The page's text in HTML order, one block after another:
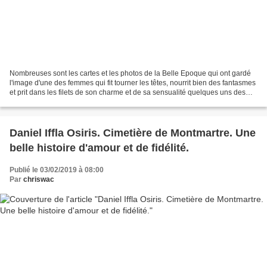
Nombreuses sont les cartes et les photos de la Belle Epoque qui ont gardé
l'image d'une des femmes qui fit tourner les têtes, nourrit bien des fantasmes
et prit dans les filets de son charme et de sa sensualité quelques uns des
Daniel Iffla Osiris. Cimetière de Montmartre. Une
belle histoire d'amour et de fidélité.
Publié le 03/02/2019 à 08:00
Par chriswac